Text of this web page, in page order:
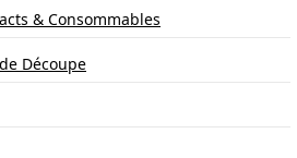
& Consommables
Découpe